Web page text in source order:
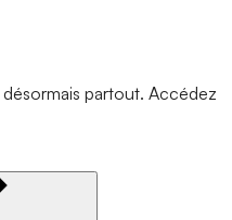
partout. Accédez